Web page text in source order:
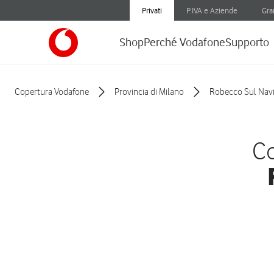
Privati P.IVA e Aziende
ShopPerché VodafoneSupporto
Copertura Vodafone Provincia di Milano Robecco Sul